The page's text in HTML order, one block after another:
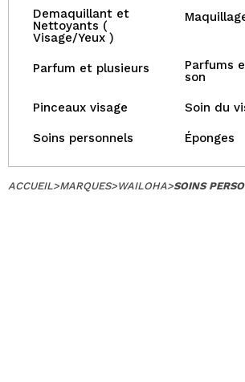
Demaquillant et
Nettoyants (
Visage/Yeux )
Parfum et plusieurs
Parfums
son
Pinceaux visage Soin du
Soins personnels Éponges
ACCUEIL>MARQUES>WAILOHA>SOINS